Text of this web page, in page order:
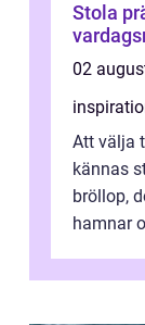
Stola präst symbol,
02
Att välja
kännas
bröllop,
hamnar